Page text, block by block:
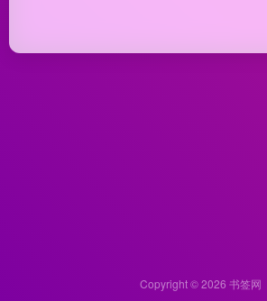
Copyright © 2026 书签网